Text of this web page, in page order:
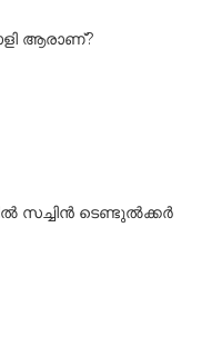
ആരാണ്‌?
സച്ചിന്‍ ടെണ്ടുല്‍ക്കര്‍